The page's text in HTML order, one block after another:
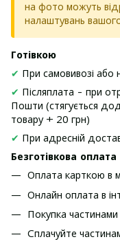
на фото можуть
налаштувань
Готівкою
✔ При самовивозі або
✔ Післяплата - при
Пошти (стягується
товару + 20 грн)
✔ При адресній
Безготівкова оплата
Оплата карткою в
Онлайн оплата в
Покупка
Сплачуйте